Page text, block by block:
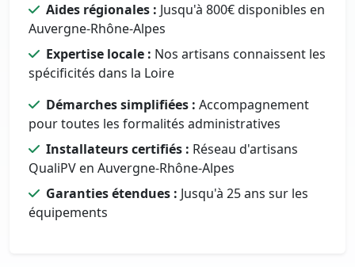
Aides régionales : Jusqu'à 800€ disponibles en
Auvergne-Rhône-Alpes
Expertise locale : Nos artisans connaissent les
spécificités dans la Loire
Démarches simplifiées : Accompagnement
pour toutes les formalités administratives
Installateurs certifiés : Réseau d'artisans
QualiPV en Auvergne-Rhône-Alpes
Garanties étendues : Jusqu'à 25 ans sur les
équipements